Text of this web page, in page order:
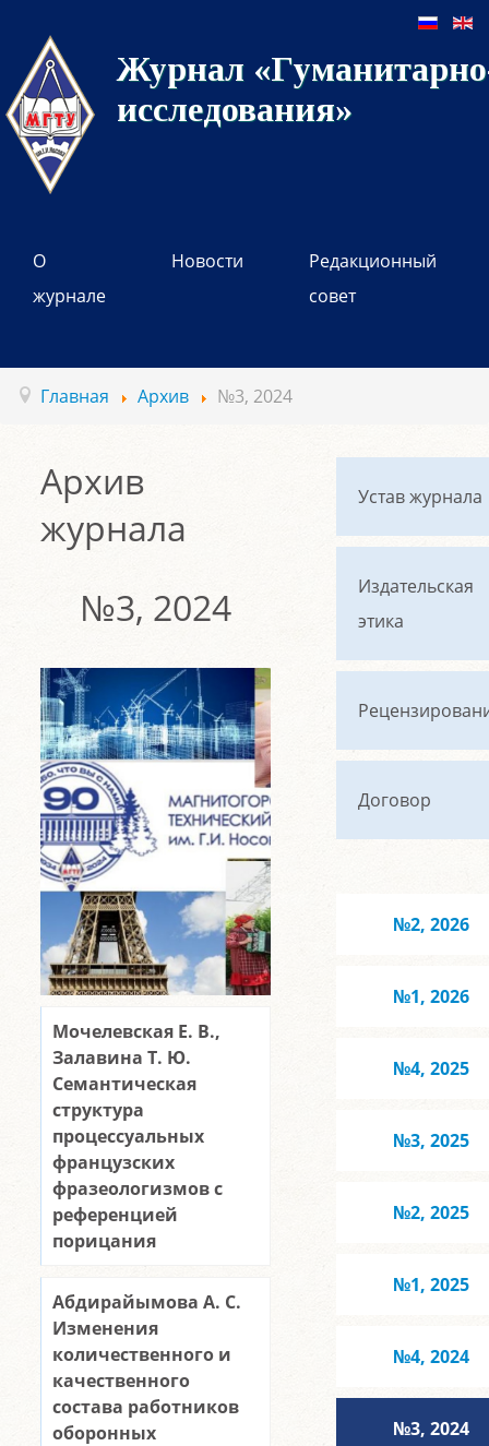
Журнал
исследования»
О
журнале
Новости
Редакционный
совет
Главная Архив №3, 2024
Архив
журнала
№3, 2024
Мочелевская Е. В.,
Залавина Т. Ю.
Семантическая
структура
процессуальных
французских
фразеологизмов с
референцией
порицания
Абдирайымова А. С.
Изменения
количественного и
качественного
состава работников
оборонных
Устав журнала
Издательская
этика
Договор
№2, 2026
№1, 2026
№4, 2025
№3, 2025
№2, 2025
№1, 2025
№4, 2024
№3, 2024